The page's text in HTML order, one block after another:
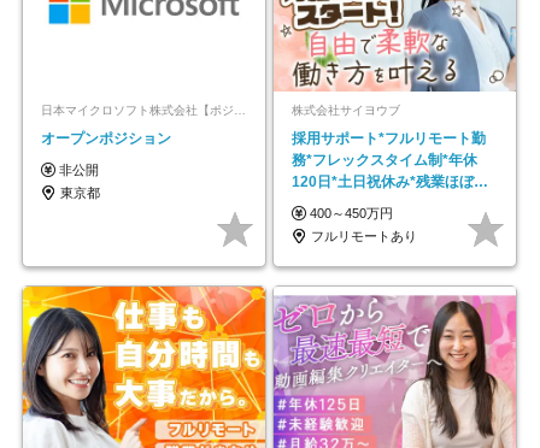
日本マイクロソフト株式会社【ポジションマッチ登録】
オープンポジション
非公開
東京都
株式会社サイヨウブ
採用サポート*フルリモート勤
務*フレックスタイム制*年休
120日*土日祝休み*残業ほぼな
し*育児中社員8割以上
400～450万円
フルリモートあり